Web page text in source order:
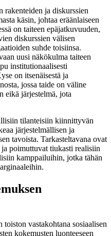
rakenteiden ja diskurssien
käsin, johtaa eräänlaiseen
on taiteen epäjatkuvuuden,
diskurssien välisen
suhde toisiinsa.
uusi näkökulma taiteen
institutionaalisesti
on itsenäisestä ja
jossa taide on väline
eikä järjestelmä, jota
tilanteisiin kiinnittyvän
järjestelmällisen ja
tavoista. Tarkasteltavana ovat
poimuttuvat tiukasti realisiin
kamppailuihin, jotka tähän
toiston vastakohtana sosiaalisen
kokemusten luonteeseen